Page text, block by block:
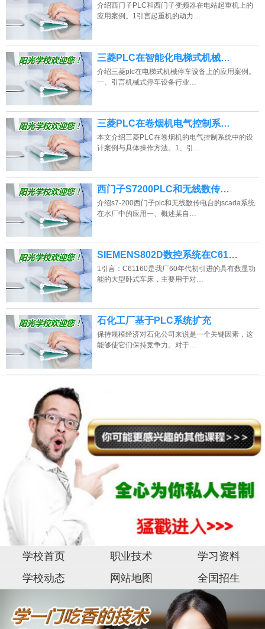
介绍西门子PLC和西门子变频器在电站起重机上的
应用案例。1引言起重机的动力…
三菱PLC在智能化电梯式机械…
介绍三菱plc在电梯式机械停车设备上的应用案例。
一、引言机械式停车设备行业…
三菱PLC在卷烟机电气控制系…
本文介绍三菱PLC在卷烟机的电气控制系统中的设
计案例与具体操作方法。1、引…
西门子S7200PLC和无线数传…
介绍s7-200西门子plc和无线数传电台的scada系统
在水厂中的应用一、概述某自…
SIEMENS802D数控系统在C61…
1引言：C61160是我厂60年代初引进的具有数显功
能的大型卧式车床，主要用于对…
石化工厂基于PLC系统扩充
保持规模经济对石化公司来说是一个关键因素，这
能够使它们保持竞争力。对于…
学校首页 职业技术
学习资料
学校动态
网站地图 全国招生